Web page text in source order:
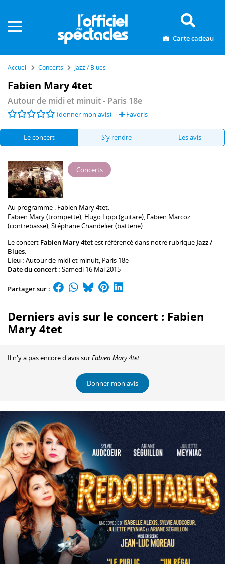
Carte cadeau
Accueil Concerts Jazz / Blues
Fabien Mary 4tet
Autour de midi et minuit- Paris 18e
(donner mon avis) Favoris
Le concert S'y rendre Les avis
Concerts
Au programme : Fabien Mary4tet.
Fabien Mary(trompette), Hugo Lippi(guitare), Fabien Marcoz
(contrebasse),Stéphane Chandelier(batterie).
Le concert Fabien Mary 4tetest référencé dans notre rubrique Jazz /
Blues.
Lieu : Autour de midi et minuit, Paris 18e
Date du concert : Samedi 16 Mai 2015
Partager sur :
Derniers avis sur le concert : Fabien
Mary 4tet
Il n'y a pas encore d'avis surFabien Mary 4tet.
Donner mon avis